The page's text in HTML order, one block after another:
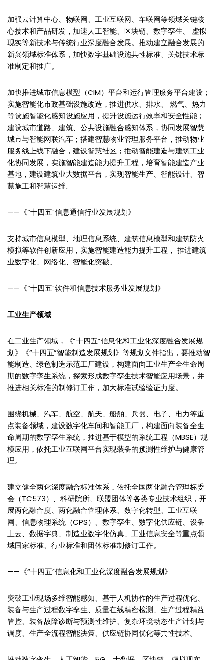
加强云计算中心、物联网、工业互联网、车联网等领域关键核
心技术和产品研发，加速人工智能、区块链、数字孪生、 虚拟
现实等新技术与传统行业深度融合发展。推动建立融合发展的
新兴领域标准体系，加快数字基础设施共性标准、关键技术标
准制定和推广。
加快推进城市信息模型（CIM）平台和运行管理服务平台建设；
实施智能化市政基础设施改造，推进供水、排水、 燃气、热力
等设施智能化感知设施应用，提升设施运行效率和安全性能；
建设城市道路、建筑、公共设施融合感知体系，协同发展智慧
城市与智能网联汽车；搭建智慧物业管理服务平台，推动物业
服务线上线下融合，建设智慧社区；推动智能建造与建筑工业
化协同发展，实施智能建造能力提升工程，培育智能建造产业
基地，建设建筑业大数据平台，实现智能生产、智能设计、智
慧施工和智慧运维。
——《“十四五”信息通信行业发展规划》
支持城市信息模型、地理信息系统、建筑信息模型和建筑防火
模拟等软件创新应用，实施智能建造能力提升工程， 推进建筑
业数字化、网络化、智能化突破。
——《“十四五”软件和信息技术服务业发展规划》
工业生产领域
在工业生产领域，《“十四五”信息化和工业化深度融合发展规
划》《“十四五”智能制造发展规划》等规划文件指出，要推动智
能制造、绿色制造示范工厂建设，构建面向工业生产全生命周
期的数字孪生系统，探索形成数字孪生技术智能应用场景，并
推进相关标准的制修订工作，加大标准试验验证力度。
围绕机械、汽车、航空、航天、船舶、兵器、电子、电力等重
点装备领域，建设数字化车间和智能工厂，构建面向装备全生
命周期的数字孪生系统，推进基于模型的系统工程（MBSE）规
模应用，依托工业互联网平台实现装备的预测性维护与健康管
理。
建立健全两化深度融合标准体系，依托全国两化融合管理标委
会（TC573）、科研院所、联盟团体等各类专业技术组织，开
展两化融合度、两化融合管理体系、数字化转型、工业互联
网、信息物理系统（CPS）、数字孪生、数字化供应链、设备
上云、数据字典、制造业数字化仿真、工业信息安全等重点领
域国家标准、行业标准和团体标准制修订工作。
——《“十四五”信息化和工业化深度融合发展规划》
突破工业现场多维智能感知、基于人机协作的生产过程优化、
装备与生产过程数字孪生、质量在线精密检测、生产过程精益
管控、装备故障诊断与预测性维护、复杂环境动态生产计划与
调度、生产全流程智能决策、供应链协同优化等共性技术。